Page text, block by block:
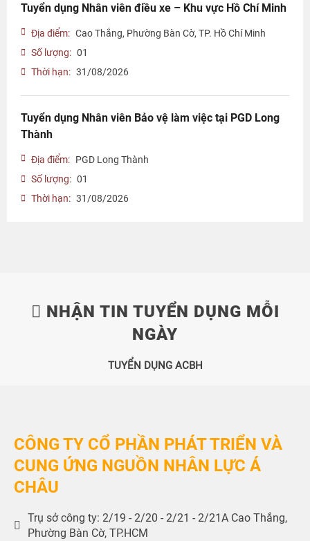
Tuyển dụng Nhân viên điều xe – Khu vực Hồ Chí Minh
Địa điểm: Cao Thắng, Phường Bàn Cờ, TP. Hồ Chí Minh
Số lượng: 01
Thời hạn: 31/08/2026
Tuyển dụng Nhân viên Bảo vệ làm việc tại PGD Long
Thành
Địa điểm: PGD Long Thành
Số lượng: 01
Thời hạn: 31/08/2026
NHẬN TIN TUYỂN DỤNG MỖI
NGÀY
TUYỂN DỤNG ACBH
CÔNG TY CỔ PHẦN PHÁT TRIỂN VÀ
CUNG ỨNG NGUỒN NHÂN LỰC Á
CHÂU
Trụ sở công ty: 2/19 - 2/20 - 2/21 - 2/21A Cao Thắng,
Phường Bàn Cờ, TP.HCM